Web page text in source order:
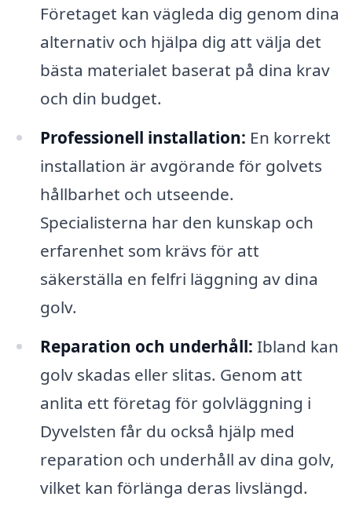
Företaget kan vägleda dig genom dina
alternativ och hjälpa dig att välja det
bästa materialet baserat på dina krav
och din budget.
Professionell installation: En korrekt
installation är avgörande för golvets
hållbarhet och utseende.
Specialisterna har den kunskap och
erfarenhet som krävs för att
säkerställa en felfri läggning av dina
golv.
Reparation och underhåll: Ibland kan
golv skadas eller slitas. Genom att
anlita ett företag för golvläggning i
Dyvelsten får du också hjälp med
reparation och underhåll av dina golv,
vilket kan förlänga deras livslängd.